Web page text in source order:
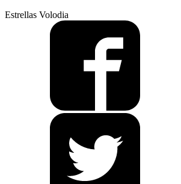
mujer
dormida”
Estrellas Volodia